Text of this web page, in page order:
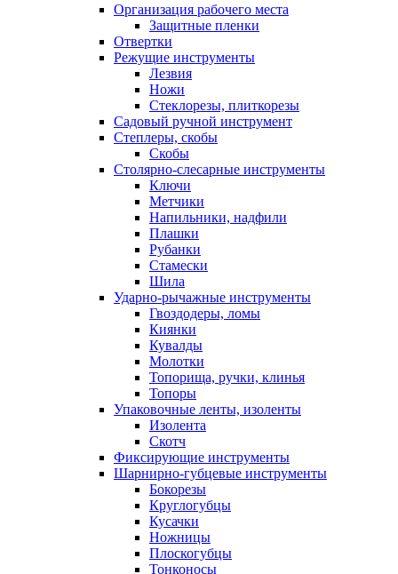
Организация рабочего места
Защитные пленки
Отвертки
Режущие инструменты
Лезвия
Ножи
Стеклорезы, плиткорезы
Садовый ручной инструмент
Степлеры, скобы
Скобы
Столярно-слесарные инструменты
Ключи
Метчики
Напильники, надфили
Плашки
Рубанки
Стамески
Шила
Ударно-рычажные инструменты
Гвоздодеры, ломы
Киянки
Кувалды
Молотки
Топорища, ручки, клинья
Топоры
Упаковочные ленты, изоленты
Изолента
Скотч
Фиксирующие инструменты
Шарнирно-губцевые инструменты
Бокорезы
Круглогубцы
Кусачки
Ножницы
Плоскогубцы
Тонконосы